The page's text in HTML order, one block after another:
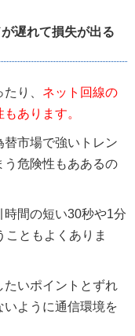
遅れて損失が出る
り、 ネット回線の
あります。
市場で強いトレン
う危険性もああるの
間の短い30秒や1分
ともよくありま
たいポイントとずれ
ように通信環境を